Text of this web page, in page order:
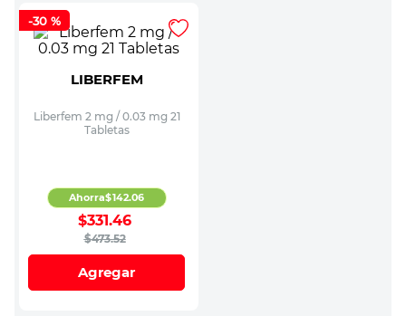
-30 %
LIBERFEM
Liberfem 2 mg / 0.03 mg 21
Tabletas
$473.52
$331.46
Ahorra$142.06
Agregar